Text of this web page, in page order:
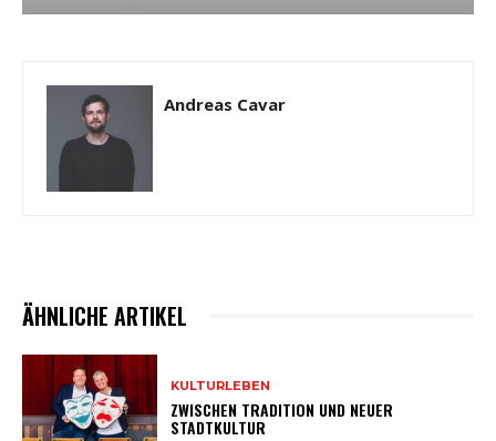
Andreas Cavar
ÄHNLICHE ARTIKEL
KULTURLEBEN
ZWISCHEN TRADITION UND NEUER
STADTKULTUR